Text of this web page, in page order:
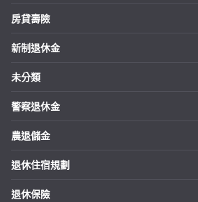
房貸壽險
新制退休金
未分類
警察退休金
農退儲金
退休住宿規劃
退休保險